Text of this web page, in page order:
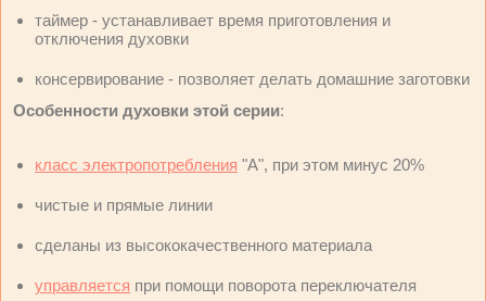
таймер - устанавливает время приготовления и
отключения духовки
консервирование - позволяет делать домашние заготовки
Особенности духовки этой серии:
класс электропотребления "А", при этом минус 20%
чистые и прямые линии
сделаны из высококачественного материала
управляется при помощи поворота переключателя